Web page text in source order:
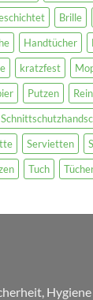
Brille
Handtücher
kratzfest
Putzen
Servietten
Tuch